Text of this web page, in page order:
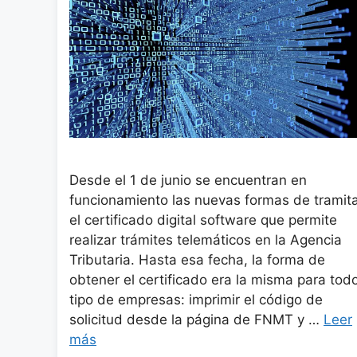
Desde el 1 de junio se encuentran en
funcionamiento las nuevas formas de
el certificado digital software que permite
realizar trámites telemáticos en la Agencia
Tributaria. Hasta esa fecha, la forma de
obtener el certificado era la misma para
tipo de empresas: imprimir el código de
solicitud desde la página de FNMT y … Leer
más